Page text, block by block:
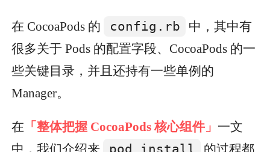
在 CocoaPods 的 config.rb
中，其中有
很多关于 Pods 的配置字段、CocoaPods 的一
些关键目录，并且还持有一些单例的
Manager。
在 「整体把握 CocoaPods 核心组件」 一文
中，我们介绍来
pod install 的过程都